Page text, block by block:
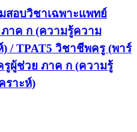
สอบวิชาเฉพาะแพทย์
าค ก (ความรู้ความ
/ TPAT5 วิชาชีพครู (พาร์
ผู้ช่วย ภาค ก (ความรู้
ราะห์)